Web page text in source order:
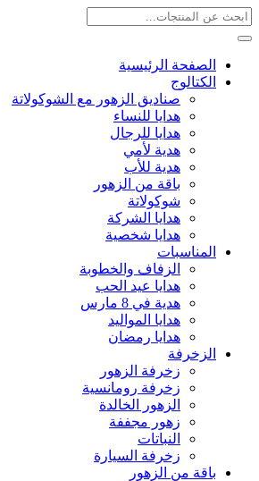
الصفحة الرئيسية
الكتالوج
صناديق الزهور مع الشوكولاتة
هدايا للنساء
هدايا للرجال
هدية لأمي
هدية للأب
باقة من الزهور
شوكولاتة
هدايا الشركة
هدايا شخصية
المناسبات
الزفاف والخطوبة
هدايا عيد الحب
هدية في 8 مارس
هدايا المواليد
هدايا رمضان
الزخرفة
زخرفة الزهور
زخرفة رومانسية
الزهور الخالدة
زهور مجففة
النباتات
زخرفة السيارة
باقة من الزهور